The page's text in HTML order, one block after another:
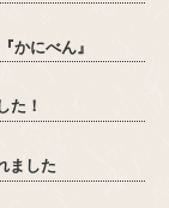
かにべん』
た！
ました